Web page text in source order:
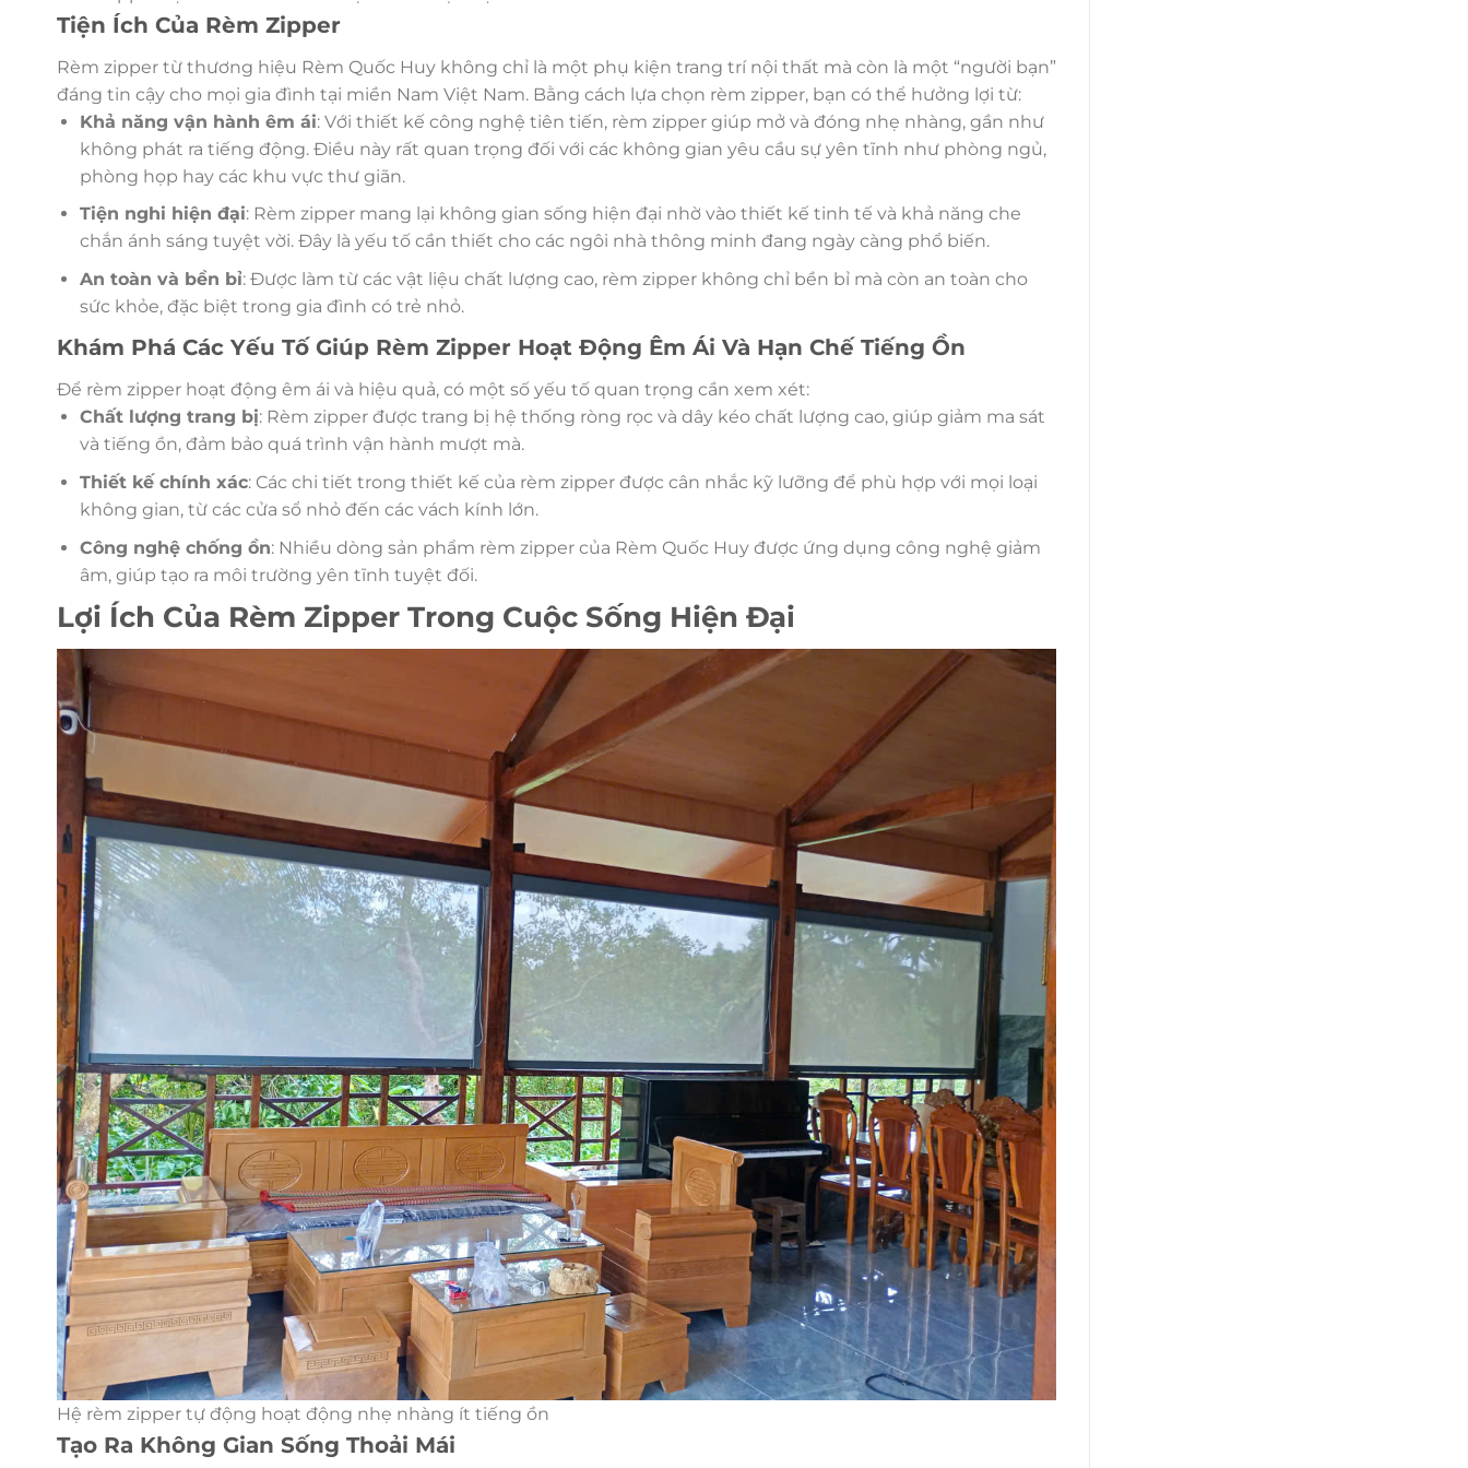
Tiện Ích Của Rèm Zipper
Rèm zipper từ thương hiệu Rèm Quốc Huy không chỉ là một phụ kiện trang trí nội thất mà còn là một “người bạn”
đáng tin cậy cho mọi gia đình tại miền Nam Việt Nam. Bằng cách lựa chọn rèm zipper, bạn có thể hưởng lợi từ:
Khả năng vận hành êm ái: Với thiết kế công nghệ tiên tiến, rèm zipper giúp mở và đóng nhẹ nhàng, gần như
không phát ra tiếng động. Điều này rất quan trọng đối với các không gian yêu cầu sự yên tĩnh như phòng ngủ,
phòng họp hay các khu vực thư giãn.
Tiện nghi hiện đại: Rèm zipper mang lại không gian sống hiện đại nhờ vào thiết kế tinh tế và khả năng che
chắn ánh sáng tuyệt vời. Đây là yếu tố cần thiết cho các ngôi nhà thông minh đang ngày càng phổ biến.
An toàn và bền bỉ: Được làm từ các vật liệu chất lượng cao, rèm zipper không chỉ bền bỉ mà còn an toàn cho
sức khỏe, đặc biệt trong gia đình có trẻ nhỏ.
Khám Phá Các Yếu Tố Giúp Rèm Zipper Hoạt Động Êm Ái Và Hạn Chế Tiếng Ồn
Để rèm zipper hoạt động êm ái và hiệu quả, có một số yếu tố quan trọng cần xem xét:
Chất lượng trang bị: Rèm zipper được trang bị hệ thống ròng rọc và dây kéo chất lượng cao, giúp giảm ma sát
và tiếng ồn, đảm bảo quá trình vận hành mượt mà.
Thiết kế chính xác: Các chi tiết trong thiết kế của rèm zipper được cân nhắc kỹ lưỡng để phù hợp với mọi loại
không gian, từ các cửa sổ nhỏ đến các vách kính lớn.
Công nghệ chống ồn: Nhiều dòng sản phẩm rèm zipper của Rèm Quốc Huy được ứng dụng công nghệ giảm
âm, giúp tạo ra môi trường yên tĩnh tuyệt đối.
Lợi Ích Của Rèm Zipper Trong Cuộc Sống Hiện Đại
Hệ rèm zipper tự động hoạt động nhẹ nhàng ít tiếng ồn
Tạo Ra Không Gian Sống Thoải Mái